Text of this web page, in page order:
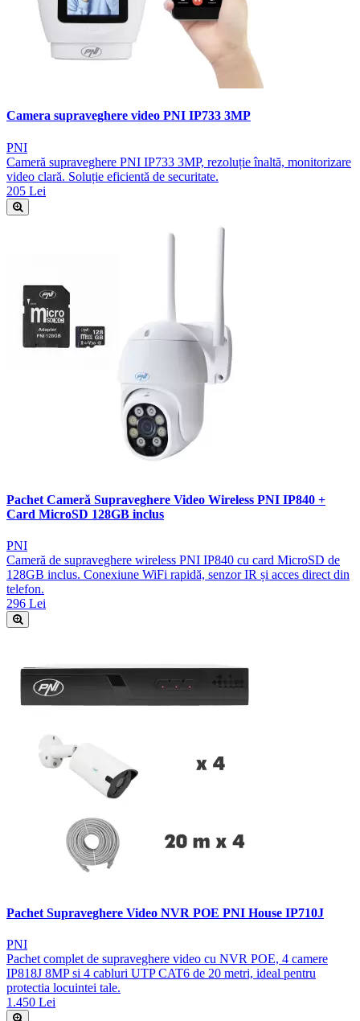
Camera supraveghere video PNI IP733 3MP
PNI
Cameră supraveghere PNI IP733 3MP, rezoluție înaltă, monitorizare
video clară. Soluție eficientă de securitate.
205 Lei
Pachet Cameră Supraveghere Video Wireless PNI IP840 +
Card MicroSD 128GB inclus
PNI
Cameră de supraveghere wireless PNI IP840 cu card MicroSD de
128GB inclus. Conexiune WiFi rapidă, senzor IR și acces direct din
telefon.
296 Lei
Pachet Supraveghere Video NVR POE PNI House IP710J
PNI
Pachet complet de supraveghere video cu NVR POE, 4 camere
IP818J 8MP si 4 cabluri UTP CAT6 de 20 metri, ideal pentru
protectia locuintei tale.
1.450 Lei